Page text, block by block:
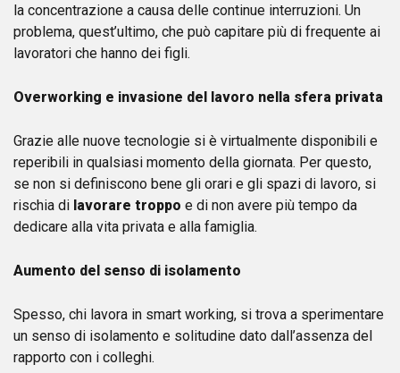
la concentrazione a causa delle continue interruzioni. Un
problema, quest’ultimo, che può capitare più di frequente ai
lavoratori che hanno dei figli.
Overworking e invasione del lavoro nella sfera privata
Grazie alle nuove tecnologie si è virtualmente disponibili e
reperibili in qualsiasi momento della giornata. Per questo,
se non si definiscono bene gli orari e gli spazi di lavoro, si
rischia di lavorare troppo e di non avere più tempo da
dedicare alla vita privata e alla famiglia.
Aumento del senso di isolamento
Spesso, chi lavora in smart working, si trova a sperimentare
un senso di isolamento e solitudine dato dall’assenza del
rapporto con i colleghi.